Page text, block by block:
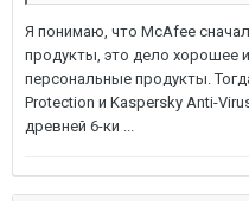
Я понимаю, что McAfee
продукты, это дело хорошее
персональные продукты.
Protection и Kaspersky Anti-
древней 6-ки ...